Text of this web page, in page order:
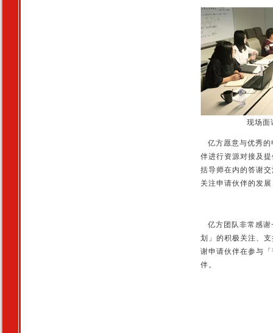
现场面
亿方愿意与优秀的
伴进行资源对接及
括导师在内的答谢
关注申请伙伴的发
亿方团队非常感谢
划」的积极关注、
谢申请伙伴在参与
伴。